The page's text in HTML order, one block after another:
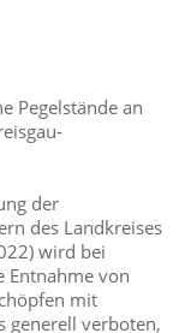
Pegelstände an
der
des Landkreises
wird bei
Entnahme von
mit
generell verboten,